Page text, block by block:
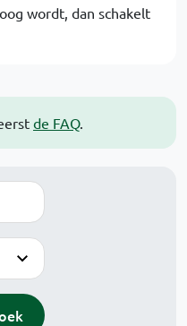
de FAQ.
wordt, dan schakelt